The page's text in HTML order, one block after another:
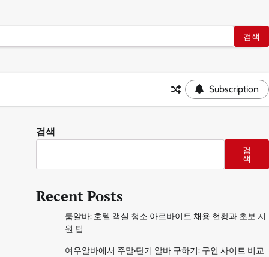
Subscription
검색
검
색
Recent Posts
룸알바: 호텔 객실 청소 아르바이트 채용 현황과 초보 지
원 팁
여우알바에서 주말·단기 알바 구하기: 구인 사이트 비교